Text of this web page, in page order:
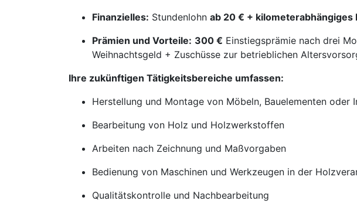
Finanzielles: Stundenlohn ab 20 € + kilometerabhängiges
Prämien und Vorteile: 300 € Einstiegsprämie nach drei
Weihnachtsgeld + Zuschüsse zur betrieblichen
Ihre zukünftigen Tätigkeitsbereiche umfassen:
Herstellung und Montage von Möbeln, Bauelementen oder
Bearbeitung von Holz und Holzwerkstoffen
Arbeiten nach Zeichnung und Maßvorgaben
Bedienung von Maschinen und Werkzeugen in der
Qualitätskontrolle und Nachbearbeitung